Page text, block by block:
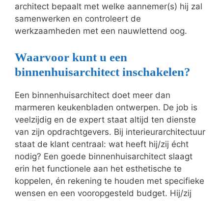
architect bepaalt met welke aannemer(s) hij zal
samenwerken en controleert de
werkzaamheden met een nauwlettend oog.
Waarvoor kunt u een
binnenhuisarchitect inschakelen?
Een binnenhuisarchitect doet meer dan
marmeren keukenbladen ontwerpen. De job is
veelzijdig en de expert staat altijd ten dienste
van zijn opdrachtgevers. Bij interieurarchitectuur
staat de klant centraal: wat heeft hij/zij écht
nodig? Een goede binnenhuisarchitect slaagt
erin het functionele aan het esthetische te
koppelen, én rekening te houden met specifieke
wensen en een vooropgesteld budget. Hij/zij